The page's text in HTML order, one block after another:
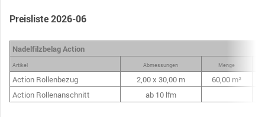
Preisliste 2026-06
Nadelfilzbelag Action
Artikel Abmessungen Menge
Action Rollenbezug 2,00 x 30,00 m
60,00 m²
Action Rollenanschnitt
ab 10 lfm